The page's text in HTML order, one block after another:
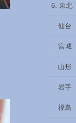
6. 東北
仙台
宮城
山形
岩手
福島